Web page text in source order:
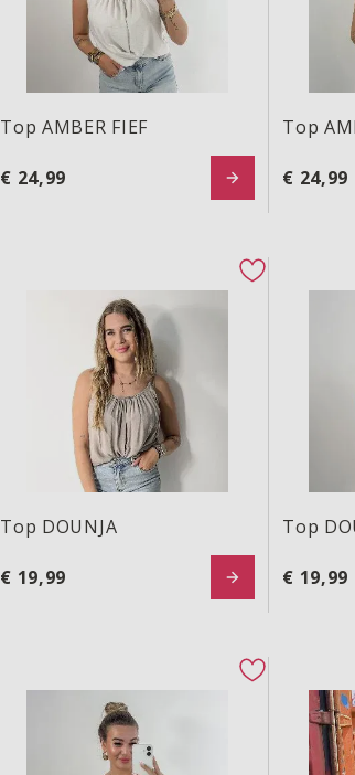
Top AMBER FIEF
€ 24,99
Top
€ 24,99
Top DOUNJA
€ 19,99
Top
€ 19,99
favorite